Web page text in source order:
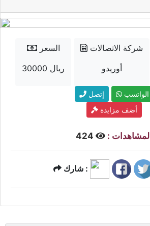
السعر
30000 ريال
شركة الاتصالات
أوريدو
إتصل
الواتسب
أضف مزايدة
المشاهدات :
شارك :